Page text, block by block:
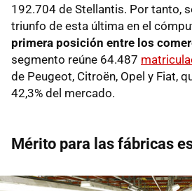
192.704 de Stellantis. Por tanto,
triunfo de esta última en el
primera posición entre los
segmento reúne 64.487
de Peugeot, Citroën, Opel y Fiat,
42,3% del mercado.
Mérito para las fábricas